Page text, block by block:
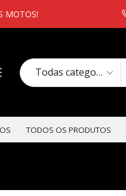
MOTOS!
TODOS OS PRODUTOS